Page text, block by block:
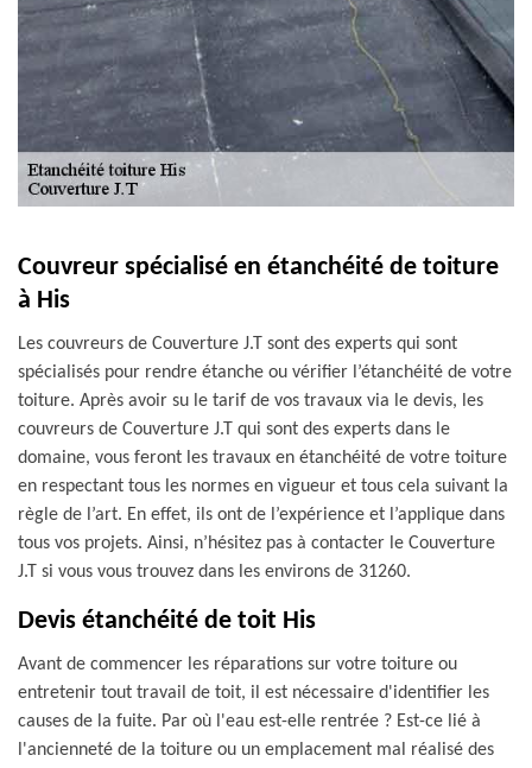
Couvreur spécialisé en étanchéité de toiture
à His
Les couvreurs de Couverture J.T sont des experts qui sont
spécialisés pour rendre étanche ou vérifier l’étanchéité de votre
toiture. Après avoir su le tarif de vos travaux via le devis, les
couvreurs de Couverture J.T qui sont des experts dans le
domaine, vous feront les travaux en étanchéité de votre toiture
en respectant tous les normes en vigueur et tous cela suivant la
règle de l’art. En effet, ils ont de l’expérience et l’applique dans
tous vos projets. Ainsi, n’hésitez pas à contacter le Couverture
J.T si vous vous trouvez dans les environs de 31260.
Devis étanchéité de toit His
Avant de commencer les réparations sur votre toiture ou
entretenir tout travail de toit, il est nécessaire d'identifier les
causes de la fuite. Par où l'eau est-elle rentrée ? Est-ce lié à
l'ancienneté de la toiture ou un emplacement mal réalisé des